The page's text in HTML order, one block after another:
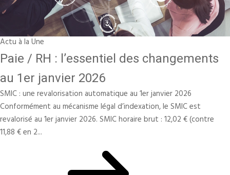
Actu à la Une
Paie / RH : l’essentiel des changements
au 1er janvier 2026
SMIC : une revalorisation automatique au 1er janvier 2026
Conformément au mécanisme légal d’indexation, le SMIC est
revalorisé au 1er janvier 2026. SMIC horaire brut : 12,02 € (contre
11,88 € en 2...